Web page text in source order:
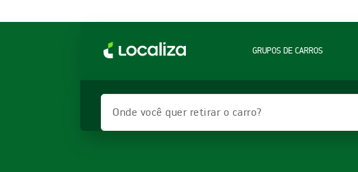
GRUPOS DE CARROS
Onde você quer retirar o carro?